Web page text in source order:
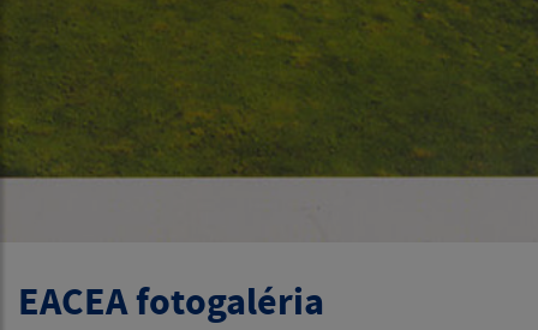
EACEA fotogaléria